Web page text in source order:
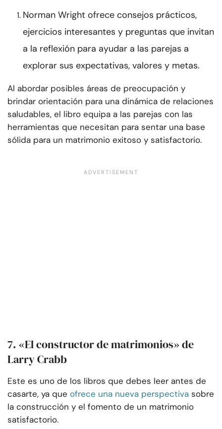
Norman Wright ofrece consejos prácticos,
ejercicios interesantes y preguntas que invitan
a la reflexión para ayudar a las parejas a
explorar sus expectativas, valores y metas.
Al abordar posibles áreas de preocupación y
brindar orientación para una dinámica de relaciones
saludables, el libro equipa a las parejas con las
herramientas que necesitan para sentar una base
sólida para un matrimonio exitoso y satisfactorio.
7. «El constructor de matrimonios» de
Larry Crabb
Este es uno de los libros que debes leer antes de
casarte, ya que ofrece una nueva perspectiva sobre
la construcción y el fomento de un matrimonio
satisfactorio.